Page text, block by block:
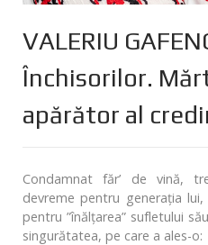
VALERIU
Închisorilor.
apărător al
Condamnat făr’ de vină,
devreme pentru generația
pentru ”înălțarea” sufletului
singurătatea, pe care a ales-o: